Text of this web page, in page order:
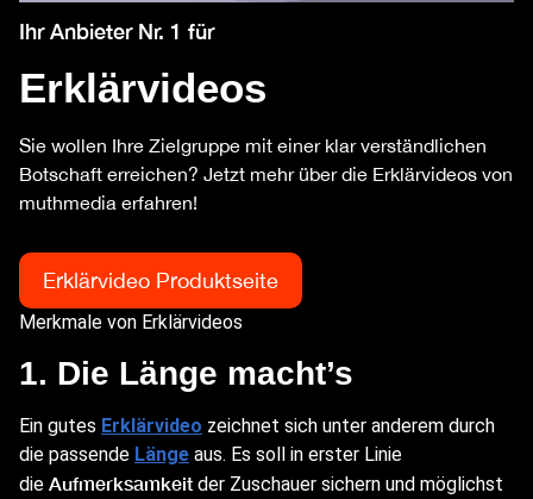
Ihr Anbieter Nr. 1 für
Erklärvideos
Sie wollen Ihre Zielgruppe mit einer klar verständlichen
Botschaft erreichen? Jetzt mehr über die Erklärvideos von
muthmedia erfahren!
Erklärvideo Produktseite
Merkmale von Erklärvideos
1. Die Länge macht’s
Ein gutes Erklärvideo zeichnet sich unter anderem durch
die passende Länge aus. Es soll in erster Linie
die Aufmerksamkeit der Zuschauer sichern und möglichst